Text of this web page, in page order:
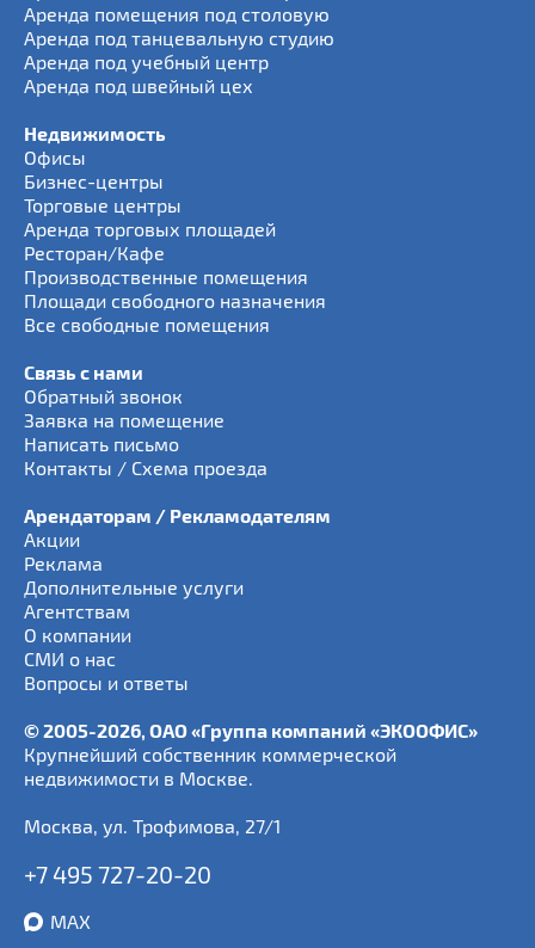
Аренда помещения под столовую
Аренда под танцевальную студию
Аренда под учебный центр
Аренда под швейный цех
Недвижимость
Офисы
Бизнес-центры
Торговые центры
Аренда торговых площадей
Ресторан/Кафе
Производственные помещения
Площади свободного назначения
Все свободные помещения
Связь с нами
Обратный звонок
Заявка на помещение
Написать письмо
Контакты / Схема проезда
Арендаторам / Рекламодателям
Акции
Реклама
Дополнительные услуги
Агентствам
О компании
СМИ о нас
Вопросы и ответы
© 2005-2026, ОАО «Группа компаний «ЭКООФИС»
Крупнейший собственник коммерческой
недвижимости в Москве.
Москва, ул. Трофимова, 27/1
+7 495 727-20-20
MAX